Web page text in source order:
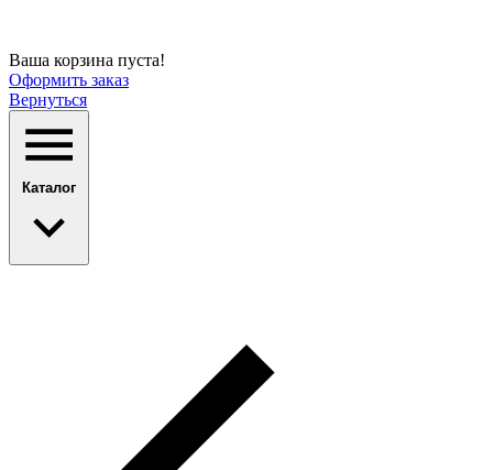
Ваша корзина пуста!
Оформить заказ
Вернуться
Каталог